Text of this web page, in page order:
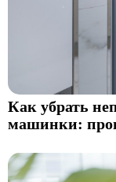
Как убрать
машинки: